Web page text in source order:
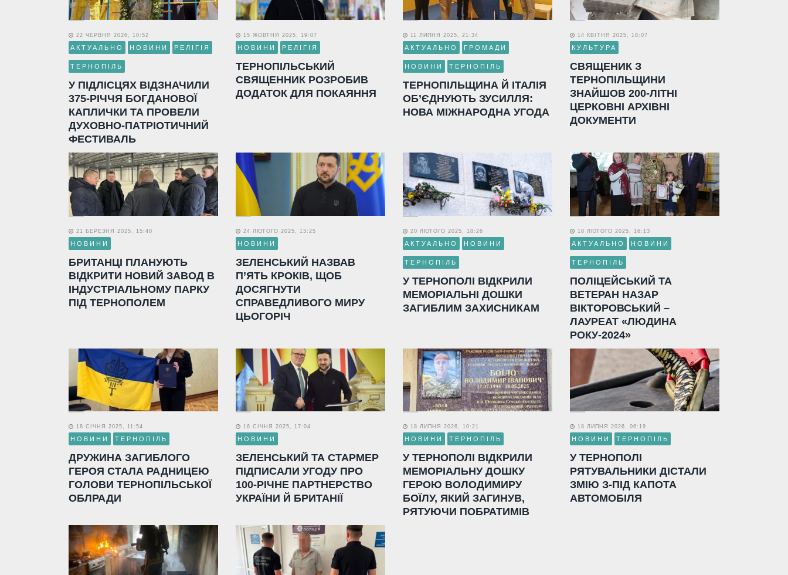
22 ЧЕРВНЯ 2026, 10:52
АКТУАЛЬНО НОВИНИ РЕЛІГІЯ
ТЕРНОПІЛЬ
У ПІДЛІСЦЯХ ВІДЗНАЧИЛИ
375-РІЧЧЯ БОГДАНОВОЇ
КАПЛИЧКИ ТА ПРОВЕЛИ
ДУХОВНО-ПАТРІОТИЧНИЙ
ФЕСТИВАЛЬ
15 ЖОВТНЯ 2025, 19:07
НОВИНИ РЕЛІГІЯ
ТЕРНОПІЛЬСЬКИЙ
СВЯЩЕННИК РОЗРОБИВ
ДОДАТОК ДЛЯ ПОКАЯННЯ
11 ЛИПНЯ 2025, 21:34
АКТУАЛЬНО ГРОМАДИ
НОВИНИ ТЕРНОПІЛЬ
ТЕРНОПІЛЬЩИНА Й ІТАЛІЯ
ОБ’ЄДНУЮТЬ ЗУСИЛЛЯ:
НОВА МІЖНАРОДНА УГОДА
14 КВІТНЯ 2025, 18:07
КУЛЬТУРА
СВЯЩЕНИК З
ТЕРНОПІЛЬЩИНИ
ЗНАЙШОВ 200-ЛІТНІ
ЦЕРКОВНІ АРХІВНІ
ДОКУМЕНТИ
21 БЕРЕЗНЯ 2025, 15:40
НОВИНИ
БРИТАНЦІ ПЛАНУЮТЬ
ВІДКРИТИ НОВИЙ ЗАВОД В
ІНДУСТРІАЛЬНОМУ ПАРКУ
ПІД ТЕРНОПОЛЕМ
24 ЛЮТОГО 2025, 13:25
НОВИНИ
ЗЕЛЕНСЬКИЙ НАЗВАВ
П’ЯТЬ КРОКІВ, ЩОБ
ДОСЯГНУТИ
СПРАВЕДЛИВОГО МИРУ
ЦЬОГОРІЧ
20 ЛЮТОГО 2025, 18:26
АКТУАЛЬНО НОВИНИ
ТЕРНОПІЛЬ
У ТЕРНОПОЛІ ВІДКРИЛИ
МЕМОРІАЛЬНІ ДОШКИ
ЗАГИБЛИМ ЗАХИСНИКАМ
18 ЛЮТОГО 2025, 16:13
АКТУАЛЬНО НОВИНИ
ТЕРНОПІЛЬ
ПОЛІЦЕЙСЬКИЙ ТА
ВЕТЕРАН НАЗАР
ВІКТОРОВСЬКИЙ –
ЛАУРЕАТ «ЛЮДИНА
РОКУ-2024»
18 СІЧНЯ 2025, 11:54
НОВИНИ ТЕРНОПІЛЬ
ДРУЖИНА ЗАГИБЛОГО
ГЕРОЯ СТАЛА РАДНИЦЕЮ
ГОЛОВИ ТЕРНОПІЛЬСЬКОЇ
ОБЛРАДИ
16 СІЧНЯ 2025, 17:04
НОВИНИ
ЗЕЛЕНСЬКИЙ ТА СТАРМЕР
ПІДПИСАЛИ УГОДУ ПРО
100-РІЧНЕ ПАРТНЕРСТВО
УКРАЇНИ Й БРИТАНІЇ
18 ЛИПНЯ 2026, 10:21
НОВИНИ ТЕРНОПІЛЬ
У ТЕРНОПОЛІ ВІДКРИЛИ
МЕМОРІАЛЬНУ ДОШКУ
ГЕРОЮ ВОЛОДИМИРУ
БОЇЛУ, ЯКИЙ ЗАГИНУВ,
РЯТУЮЧИ ПОБРАТИМІВ
18 ЛИПНЯ 2026, 06:19
НОВИНИ ТЕРНОПІЛЬ
У ТЕРНОПОЛІ
РЯТУВАЛЬНИКИ ДІСТАЛИ
ЗМІЮ З-ПІД КАПОТА
АВТОМОБІЛЯ